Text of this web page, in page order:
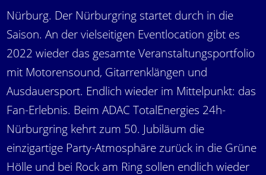
Nürburg. Der Nürburgring startet durch in die
Saison. An der vielseitigen Eventlocation gibt es
2022 wieder das gesamte Veranstaltungsportfolio
mit Motorensound, Gitarrenklängen und
Ausdauersport. Endlich wieder im Mittelpunkt: das
Fan-Erlebnis. Beim ADAC TotalEnergies 24h-
Nürburgring kehrt zum 50. Jubiläum die
einzigartige Party-Atmosphäre zurück in die Grüne
Hölle und bei Rock am Ring sollen endlich wieder